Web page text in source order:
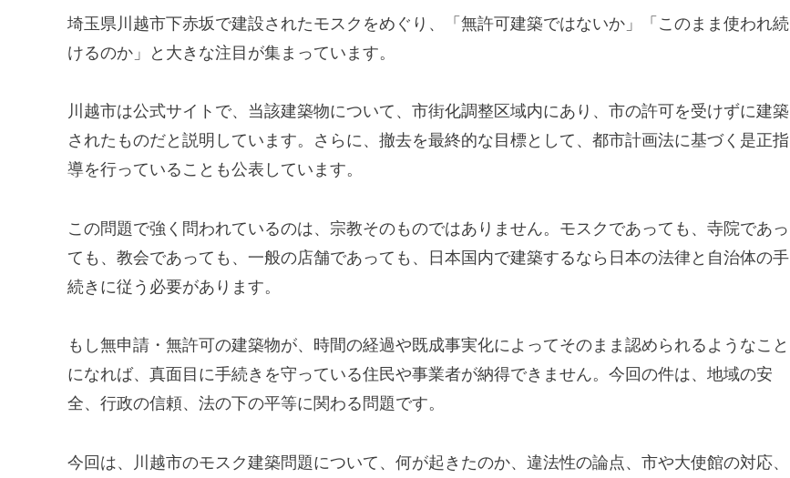
埼玉県川越市下赤坂で建設されたモスクをめぐり、「無許可建築ではないか」「このまま使われ続
けるのか」と大きな注目が集まっています。
川越市は公式サイトで、当該建築物について、市街化調整区域内にあり、市の許可を受けずに建築
されたものだと説明しています。さらに、撤去を最終的な目標として、都市計画法に基づく是正指
導を行っていることも公表しています。
この問題で強く問われているのは、宗教そのものではありません。モスクであっても、寺院であっ
ても、教会であっても、一般の店舗であっても、日本国内で建築するなら日本の法律と自治体の手
続きに従う必要があります。
もし無申請・無許可の建築物が、時間の経過や既成事実化によってそのまま認められるようなこと
になれば、真面目に手続きを守っている住民や事業者が納得できません。今回の件は、地域の安
全、行政の信頼、法の下の平等に関わる問題です。
今回は、川越市のモスク建築問題について、何が起きたのか、違法性の論点、市や大使館の対応、